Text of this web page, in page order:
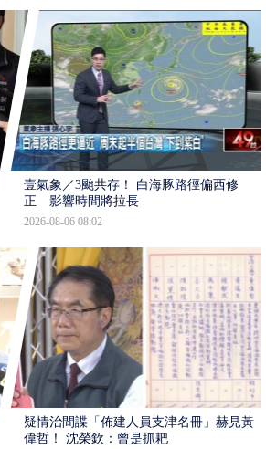
壹氣象／3颱共存！ 白海豚路徑偏西修
正 影響時間將拉長
2026-08-06 08:02
疑情治間諜「佈建人員支津名冊」赫見黃
偉哲！ 沈榮欽：曾是抓耙